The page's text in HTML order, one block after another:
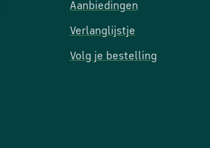
Aanbiedingen
Verlanglijstje
Volg je bestelling